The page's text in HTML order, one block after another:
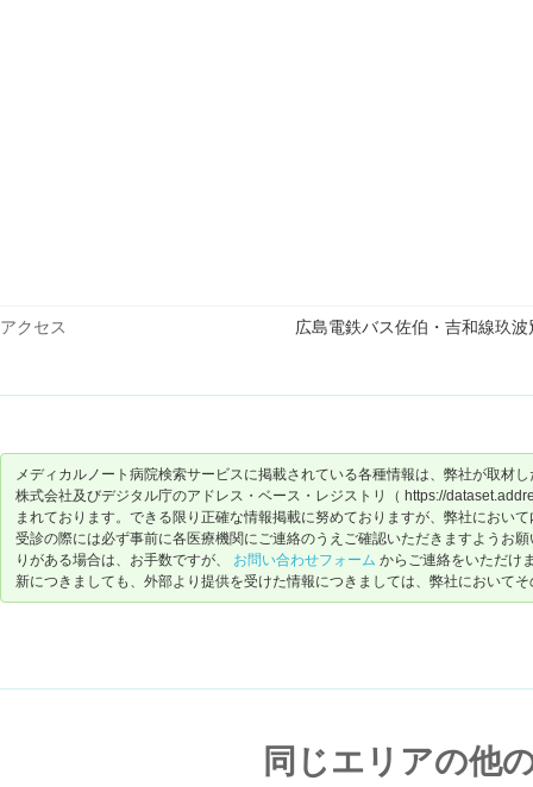
アクセス 広島電鉄バス佐伯・吉和線玖
メディカルノート病院検索サービスに掲載されている各種情報は、弊社が取材
株式会社及びデジタル庁のアドレス・ベース・レジストリ（ https://
まれております。できる限り正確な情報掲載に努めておりますが、弊社におい
受診の際には必ず事前に各医療機関にご連絡のうえご確認いただきますようお
りがある場合は、お手数ですが、 お問い合わせフォーム からご連絡をいただけ
新につきましても、外部より提供を受けた情報につきましては、弊社において
同じエリアの他